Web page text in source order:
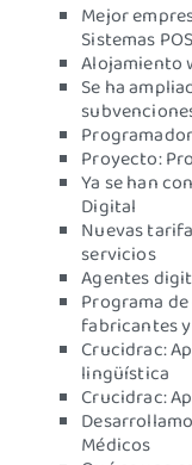
Mejor
Sistemas
Alojamiento
Se ha
Proyecto:
Ya se han
Digital
Nuevas
servicios
Agentes
Programa
fabricantes
Crucidrac:
lingüística
Crucidrac:
Médicos